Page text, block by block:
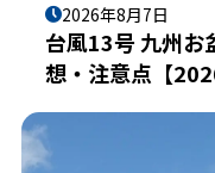
2026年8月7日
台風13号 九州お
想・注意点【